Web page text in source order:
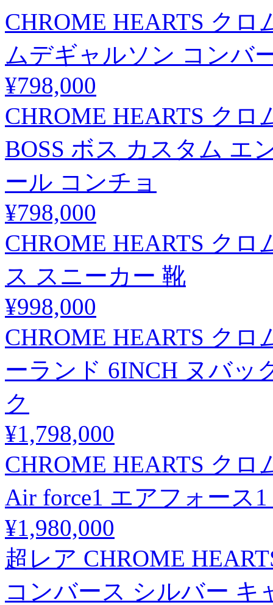
CHROME HEARTS クロ
ムデギャルソン コンバ
¥798,000
CHROME HEARTS クロ
BOSS ボス カスタム エ
ール コンチョ
¥798,000
CHROME HEARTS クロ
ス スニーカー 靴
¥998,000
CHROME HEARTS ク
ーランド 6INCH ヌバッ
ク
¥1,798,000
CHROME HEARTS ク
Air force1 エアフォース
¥1,980,000
超レア CHROME
コンバース シルバー